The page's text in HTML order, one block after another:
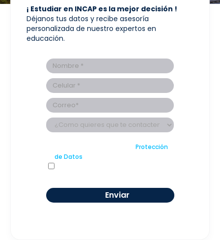
¡ Estudiar en INCAP es la mejor decisión !
Déjanos tus datos y recibe asesoría
personalizada de nuestro expertos en
educación.
Protección
de Datos
mis datos que se describe en dicho